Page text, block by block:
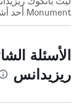
Monument أحد أشهر معالم بانكوك.
الأسئلة
ريزيدانس